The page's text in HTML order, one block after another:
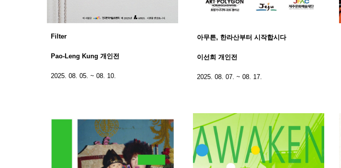
Filter
Pao-Leng Kung 개인전
2025. 08. 05. ~ 08. 10.
아무튼, 한라산부터 시작합시다
이선희 개인전
2025. 08. 07. ~ 08. 17.